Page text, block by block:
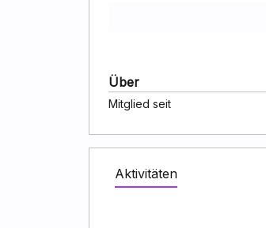
Über
Mitglied seit
Aktivitäten